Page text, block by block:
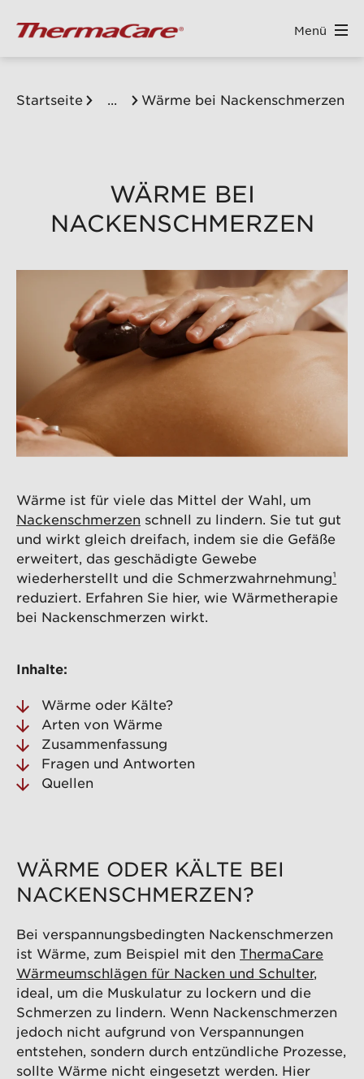
SPRINGEN Menü
Startseite ... Wärme bei Nackenschmerzen
WÄRME BEI
NACKENSCHMERZEN
Wärme ist für viele das Mittel der Wahl, um
Nackenschmerzen schnell zu lindern. Sie tut gut
und wirkt gleich dreifach, indem sie die Gefäße
erweitert, das geschädigte Gewebe
wiederherstellt und die Schmerzwahrnehmung¹
reduziert. Erfahren Sie hier, wie Wärmetherapie
bei Nackenschmerzen wirkt.
Inhalte:
Wärme oder Kälte?
Arten von Wärme
Zusammenfassung
Fragen und Antworten
Quellen
WÄRME ODER KÄLTE BEI
NACKENSCHMERZEN?
Bei verspannungsbedingten Nackenschmerzen
ist Wärme, zum Beispiel mit den ThermaCare
Wärmeumschlägen für Nacken und Schulter,
ideal, um die Muskulatur zu lockern und die
Schmerzen zu lindern. Wenn Nackenschmerzen
jedoch nicht aufgrund von Verspannungen
entstehen, sondern durch entzündliche Prozesse,
sollte Wärme nicht eingesetzt werden. Hier